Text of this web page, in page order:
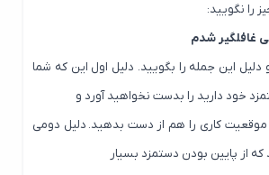
این جمله را بگویید. دلیل اول این که شما
دارید را بدست نخواهید آورد و
کاری را هم از دست بدهید. دلیل دومی
پایین بودن دستمزد بسیار